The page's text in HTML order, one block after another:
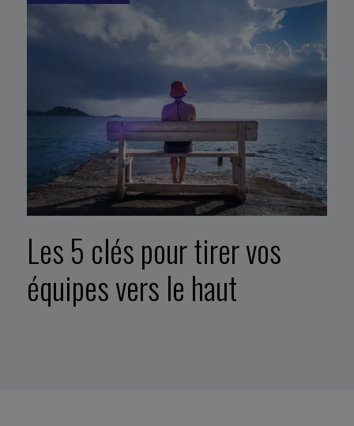
Les 5 clés pour tirer vos
équipes vers le haut